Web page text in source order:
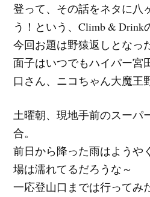
登って、その話をネタに八
う！という、Climb & Drink
今回お題は野猿返しとなっ
面子はいつでもハイパー宮
口さん、ニコちゃん大魔王
土曜朝、現地手前のスーパ
合。
前日から降った雨はようや
場は濡れてるだろうな～
一応登山口までは行ってみ